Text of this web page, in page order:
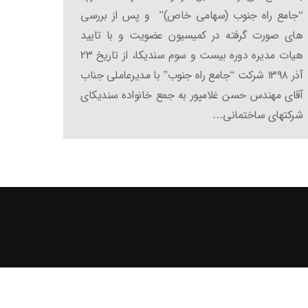
“جامع راه جنوب (سهامی خاص)” و پس از بررسی
های صورت گرفته در کمیسیون عضویت و با تایید
هیات مدیره دوره بیست و سوم سندیکا، از تاریخ ۲۳
آذر ۱۳۹۸ شرکت “جامع راه جنوب” با مدیرعاملی جناب
آقای مهندس حسن غلامپور به جمع خانواده سندیکای
شرکتهای ساختمانی…